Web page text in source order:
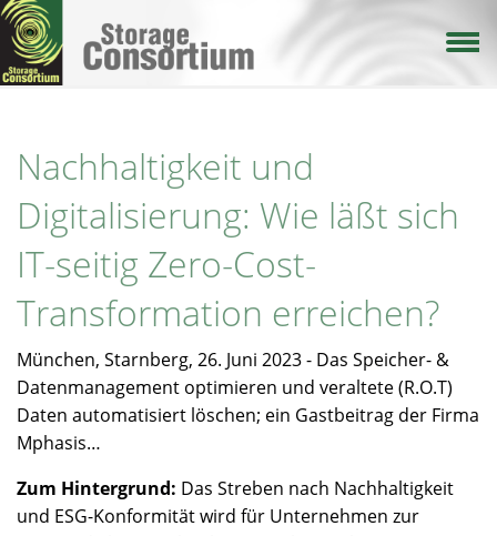
Direkt
zum
Inhalt
Nachhaltigkeit und
Digitalisierung: Wie läßt sich
IT-seitig Zero-Cost-
Transformation erreichen?
München, Starnberg, 26. Juni 2023 - Das Speicher- &
Datenmanagement optimieren und veraltete (R.O.T)
Daten automatisiert löschen; ein Gastbeitrag der Firma
Mphasis…
Zum Hintergrund: Das Streben nach Nachhaltigkeit
und ESG-Konformität wird für Unternehmen zur